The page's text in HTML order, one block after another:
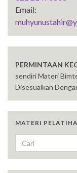
Email:
PERMINTAAN
sendiri Materi
Disesuaikan
MATERI
Search for: